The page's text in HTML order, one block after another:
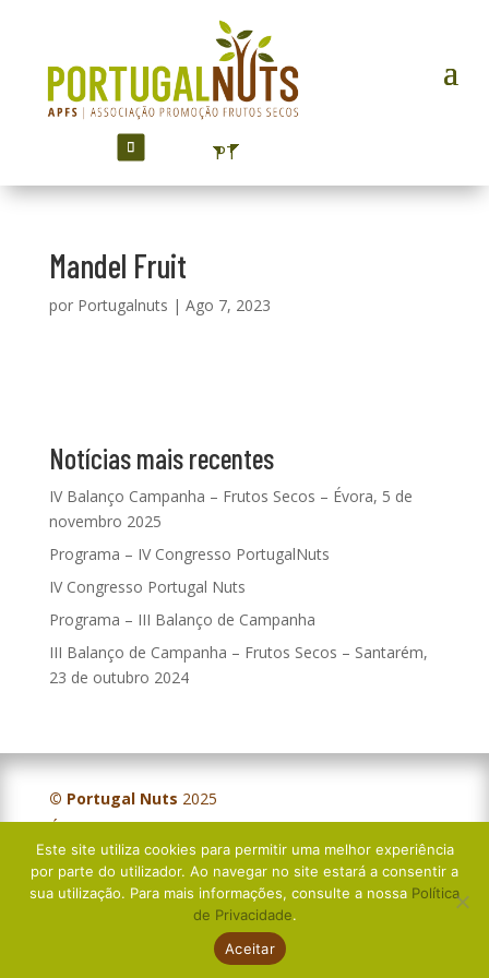
PT
Mandel Fruit
por Portugalnuts | Ago 7, 2023
Notícias mais recentes
IV Balanço Campanha – Frutos Secos – Évora, 5 de
novembro 2025
Programa – IV Congresso PortugalNuts
IV Congresso Portugal Nuts
Programa – III Balanço de Campanha
III Balanço de Campanha – Frutos Secos – Santarém,
23 de outubro 2024
© Portugal Nuts 2025
Última atualização:
Nov 17, 2025
Política de Privacidade
Livro de Reclamações
Este site utiliza cookies para permitir uma melhor experiência
por parte do utilizador. Ao navegar no site estará a consentir a
sua utilização. Para mais informações, consulte a nossa Política
de Privacidade.
Aceitar